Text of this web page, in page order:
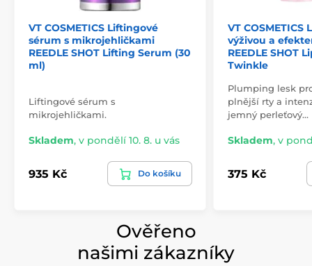
VT COSMETICS Liftingové
sérum s mikrojehličkami
REEDLE SHOT Lifting Serum (30
ml)
Liftingové sérum s
mikrojehličkami.
Skladem, v pondělí 10. 8. u vás
935 Kč Do košíku
VT COSMETICS
výživou a
REEDLE SHOT
Twinkle
Plumping lesk
plnější rty a
jemný perleťový…
Skladem, v
375 Kč
Ověřeno
našimi zákazníky